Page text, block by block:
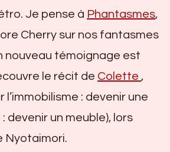
Je pense à Phantasmes,
Cherry sur nos fantasmes
nouveau témoignage est
le récit de Colette ,
: devenir une
devenir un meuble), lors
Nyotaimori.